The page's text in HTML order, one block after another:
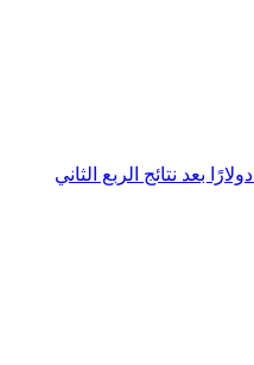
سهم سيركل يحصل على هدف 140 دولارًا بعد نتائج الربع الثاني